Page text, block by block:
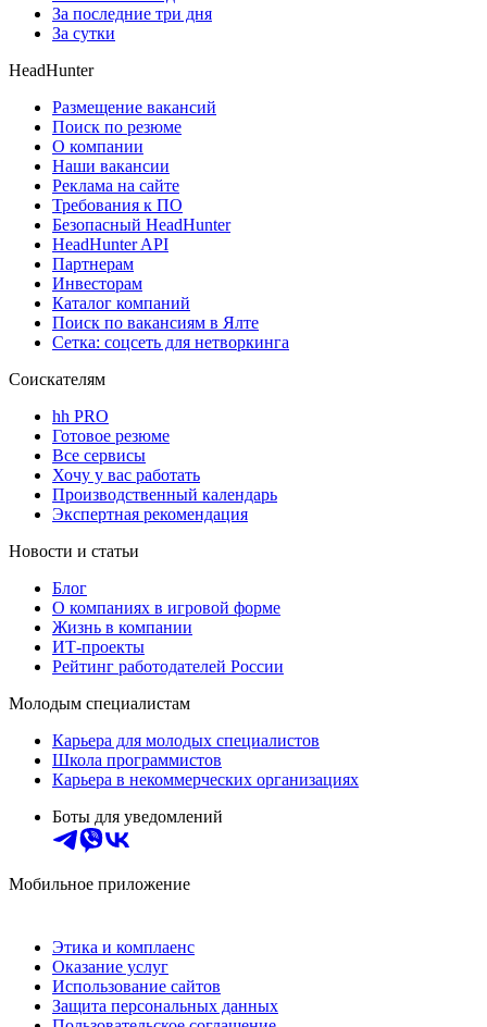
За последние три дня
За сутки
HeadHunter
Размещение вакансий
Поиск по резюме
О компании
Наши вакансии
Реклама на сайте
Требования к ПО
Безопасный HeadHunter
HeadHunter API
Партнерам
Инвесторам
Каталог компаний
Поиск по вакансиям в Ялте
Сетка: соцсеть для нетворкинга
Соискателям
hh PRO
Готовое резюме
Все сервисы
Хочу у вас работать
Производственный календарь
Экспертная рекомендация
Новости и статьи
Блог
О компаниях в игровой форме
Жизнь в компании
ИТ-проекты
Рейтинг работодателей России
Молодым специалистам
Карьера для молодых специалистов
Школа программистов
Карьера в некоммерческих организациях
Боты для уведомлений
Мобильное приложение
Этика и комплаенс
Оказание услуг
Использование сайтов
Защита персональных данных